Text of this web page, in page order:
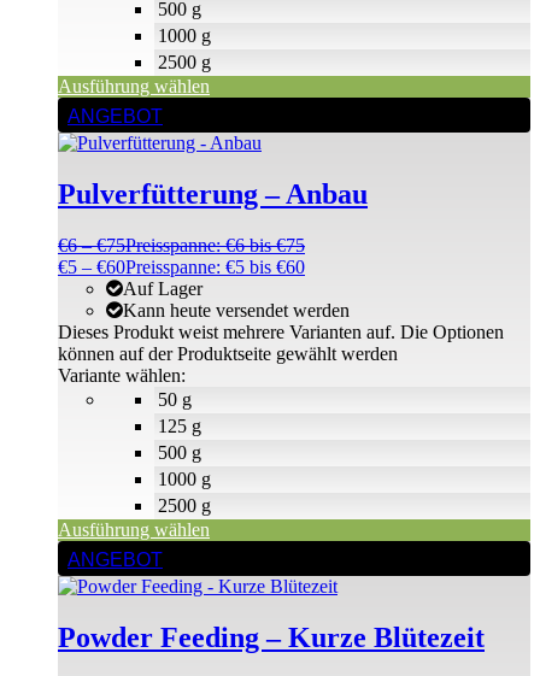
500 g
1000 g
2500 g
Ausführung wählen
ANGEBOT
Pulverfütterung – Anbau
€6 –€75Preisspanne: €6 bis €75
€5 – €60Preisspanne: €5 bis €60
50 g
125 g
500 g
1000 g
2500 g
Auf Lager
Kann heute versendet werden
Variante wählen:
Ausführung wählen
Dieses Produkt weist mehrere Varianten auf. Die Optionen
können auf der Produktseite gewählt werden
ANGEBOT
Powder Feeding – Kurze Blütezeit